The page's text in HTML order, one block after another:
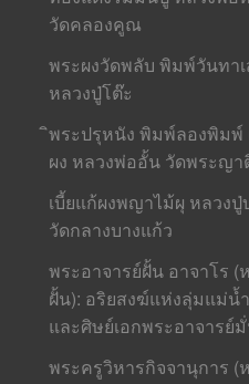
วัดคลองคูณ
พระผงวัดพลับ พิมพ์วันทา
หลวงปู่โต๊ะ
พระปรุหนัง พิมพ์ลองพิมพ์
ผง หลวงพ่ออั้น วัดพระญา
เบี้ยแก้ผงพญาไม้ผุ หลวง
วัดกลางบางแก้ว
พระอาจารย์ฝั้น อาจาโร (
ฝั้น): อริยสงฆ์แห่งลุ่มแม่น้
และศิษย์เอกพระอาจารย์
พระครูวิหารกิจจานุการ (